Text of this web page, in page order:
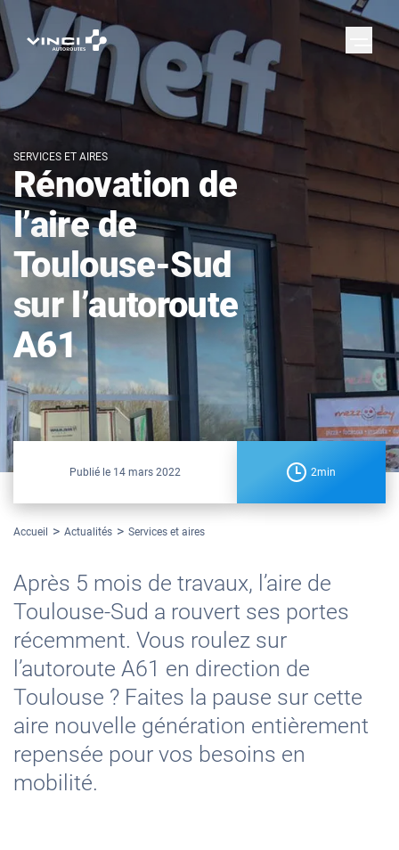
SERVICES ET AIRES
Rénovation de
l’aire de
Toulouse-Sud
sur l’autoroute
A61
Publié le 14 mars 2022 2min
Accueil Actualités Services et aires
Après 5 mois de travaux, l’aire de
Toulouse-Sud a rouvert ses portes
récemment. Vous roulez sur
l’autoroute A61 en direction de
Toulouse ? Faites la pause sur cette
aire nouvelle génération entièrement
repensée pour vos besoins en
mobilité.